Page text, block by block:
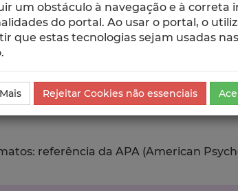
ESCOLAS
Exportar
referência da APA (American
um obstáculo à navegação e à correta
do portal. Ao usar o portal, o
que estas tecnologias sejam usadas
Rejeitar Cookies não essenciais